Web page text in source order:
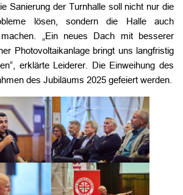
Sanierung der Turnhalle soll nicht nur die
lösen, sondern die Halle auch
machen. „Ein neues Dach mit besserer
Photovoltaikanlage bringt uns langfristig
erklärte Leiderer. Die Einweihung des
des Jubiläums 2025 gefeiert werden.